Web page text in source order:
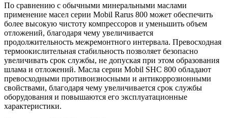
По сравнению с обычными минеральными маслами
применение масел серии Mobil Rarus 800 может обеспечить
более высокую чистоту компрессоров и уменьшить объем
отложений, благодаря чему увеличивается
продолжительность межремонтного интервала. Превосходная
термоокислительная стабильность позволяет безопасно
увеличивать срок службы, не допуская при этом образования
шлама и отложений. Масла серии Mobil SHC 800 обладают
превосходными противоизносными и антикоррозионными
свойствами, благодаря чему увеличивается срок службы
оборудования и повышаются его эксплуатационные
характеристики.